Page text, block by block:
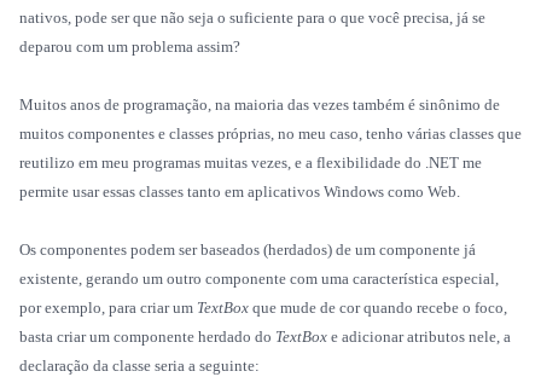
nativos, pode ser que não seja o suficiente para o que você precisa, já se
deparou com um problema assim?
Muitos anos de programação, na maioria das vezes também é sinônimo de
muitos componentes e classes próprias, no meu caso, tenho várias classes que
reutilizo em meu programas muitas vezes, e a flexibilidade do .NET me
permite usar essas classes tanto em aplicativos Windows como Web.
Os componentes podem ser baseados (herdados) de um componente já
existente, gerando um outro componente com uma característica especial,
por exemplo, para criar um TextBox que mude de cor quando recebe o foco,
basta criar um componente herdado do TextBox e adicionar atributos nele, a
declaração da classe seria a seguinte: